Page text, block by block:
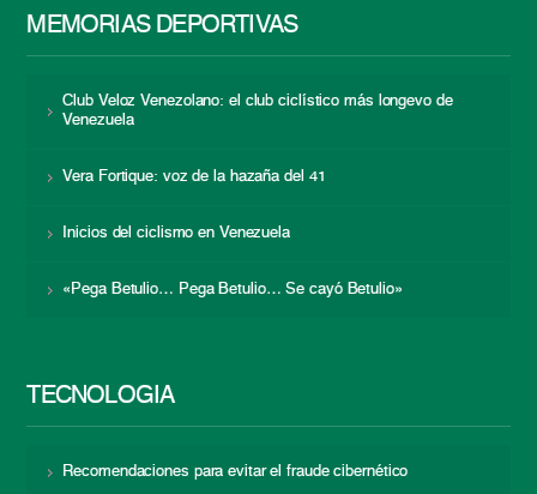
MEMORIAS DEPORTIVAS
Club Veloz Venezolano: el club ciclístico más longevo de
Venezuela
Vera Fortique: voz de la hazaña del 41
Inicios del ciclismo en Venezuela
«Pega Betulio… Pega Betulio… Se cayó Betulio»
TECNOLOGÍA
Recomendaciones para evitar el fraude cibernético